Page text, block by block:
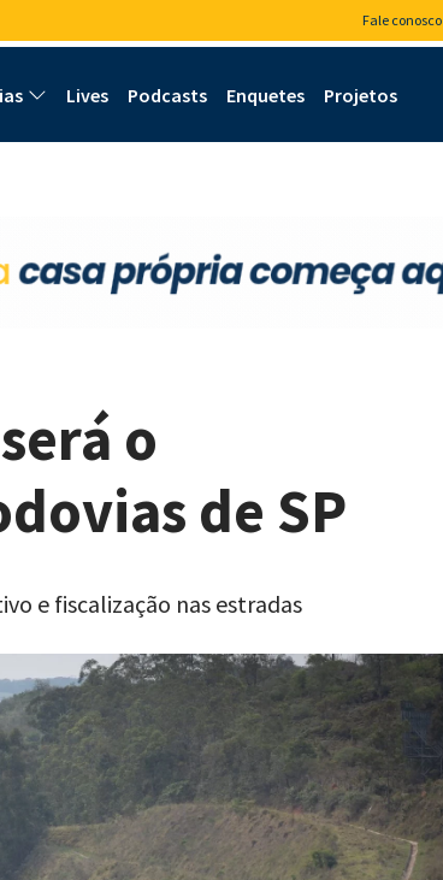
Fale conosco
Lives Podcasts Enquetes Projetos
o
de SP
e fiscalização nas estradas